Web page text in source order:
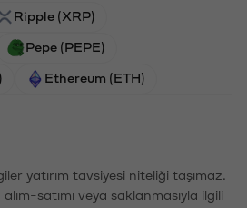
Ripple (XRP)
Pepe (PEPE)
Ethereum (ETH)
yatırım tavsiyesi niteliği taşımaz.
satımı veya saklanmasıyla ilgili